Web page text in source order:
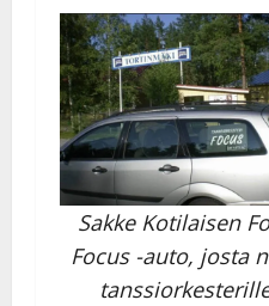
Sakke Kotilaisen
Focus -auto, josta